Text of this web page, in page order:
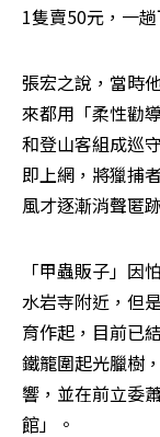
1隻賣50元，一
張宏之說，當時
來都用「柔性勸
和登山客組成巡
即上網，將獵捕
風才逐漸消聲匿
「甲蟲販子」因
水岩寺附近，但
育作起，目前已
鐵籠圍起光臘樹
響，並在前立委
館」。